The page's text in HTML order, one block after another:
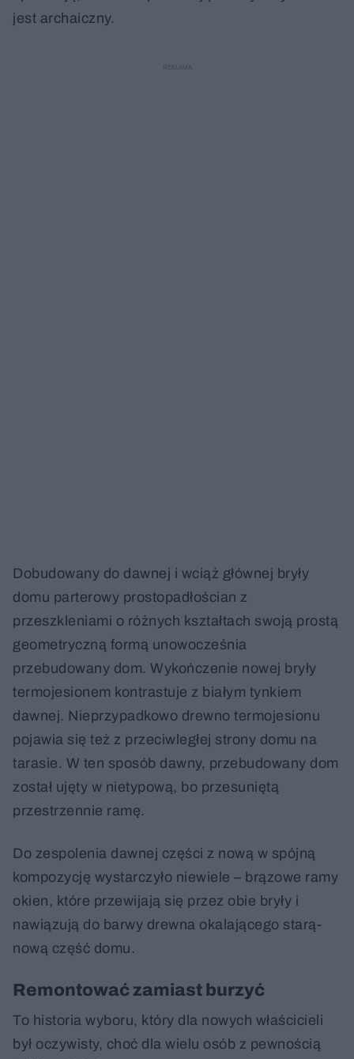
jest archaiczny.
Dobudowany do dawnej i wciąż głównej bryły
domu parterowy prostopadłościan z
przeszkleniami o różnych kształtach swoją prostą
geometryczną formą unowocześnia
przebudowany dom. Wykończenie nowej bryły
termojesionem kontrastuje z białym tynkiem
dawnej. Nieprzypadkowo drewno termojesionu
pojawia się też z przeciwległej strony domu na
tarasie. W ten sposób dawny, przebudowany dom
został ujęty w nietypową, bo przesuniętą
przestrzennie ramę.
Do zespolenia dawnej części z nową w spójną
kompozycję wystarczyło niewiele – brązowe ramy
okien, które przewijają się przez obie bryły i
nawiązują do barwy drewna okalającego starą-
nową część domu.
Remontować zamiast burzyć
To historia wyboru, który dla nowych właścicieli
był oczywisty, choć dla wielu osób z pewnością